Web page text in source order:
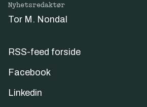
Nyhetsredaktør
Tor M. Nondal
RSS-feed forside
Facebook
Linkedin